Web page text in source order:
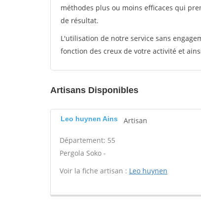
méthodes plus ou moins efficaces qui
de résultat.
L'utilisation de notre service sans
fonction des creux de votre activité et
Artisans Disponibles
Leo huynen Ains Artisan
Département: 55
Pergola Soko -
Voir la fiche artisan : Leo huynen